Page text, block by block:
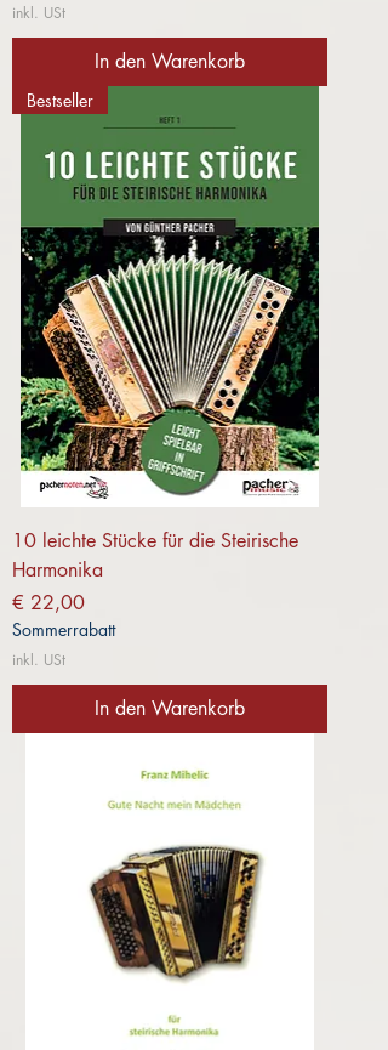
inkl. USt
In den Warenkorb
Bestseller
10 leichte Stücke für die Steirische
Harmonika
Preis
€ 22,00
Sommerrabatt
inkl. USt
In den Warenkorb